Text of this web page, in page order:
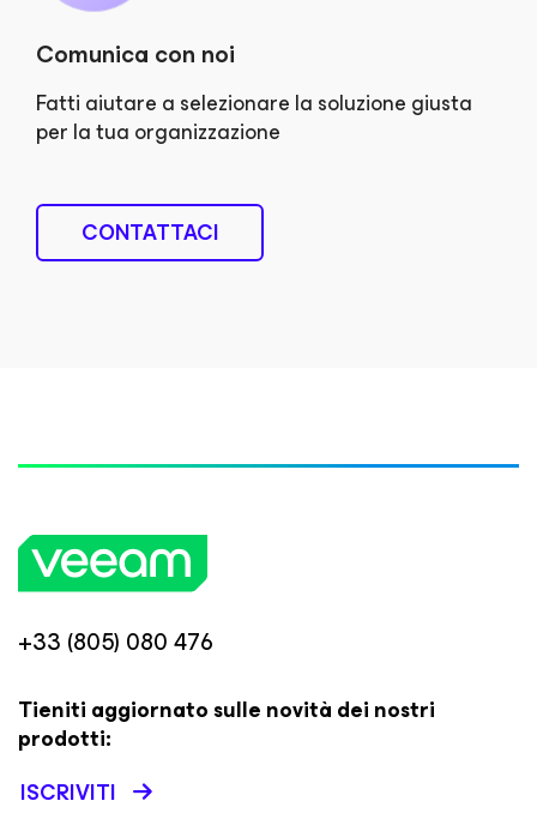
Comunica con noi
Fatti aiutare a selezionare la soluzione giusta
per la tua organizzazione
CONTATTACI
+33 (805) 080 476
Tieniti aggiornato sulle novità dei nostri
prodotti:
ISCRIVITI